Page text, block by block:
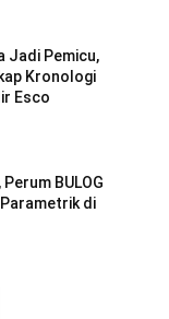
Jadi Pemicu,
Kronologi
Esco
BULOG
di